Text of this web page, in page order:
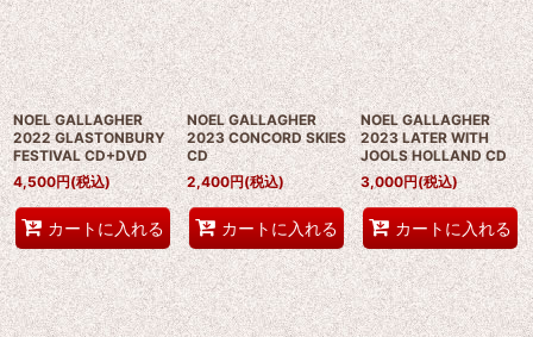
NOEL GALLAGHER
2022 GLASTONBURY
FESTIVAL CD+DVD
4,500円(税込)
カートに入れる
NOEL GALLAGHER
2023 CONCORD SKIES
CD
2,400円(税込)
カートに入れる
NOEL GALLAGHER
2023 LATER WITH
JOOLS HOLLAND CD
3,000円(税込)
カートに入れる